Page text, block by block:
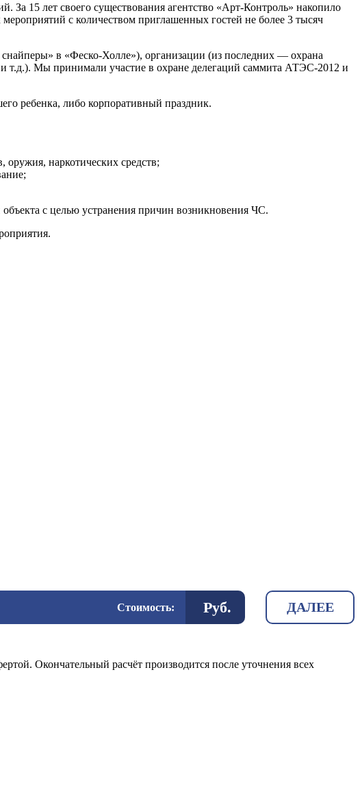
15 лет своего существования агентство «Арт-Контроль» накопило
с количеством приглашенных гостей не более 3 тысяч
в «Феско-Холле»), организации (из последних — охрана
т.д.). Мы принимали участие в охране делегаций саммита АТЭС-2012 и
ребенка, либо корпоративный праздник.
наркотических средств;
с целью устранения причин возникновения ЧС.
Стоимость: Руб. ДАЛЕЕ
Окончательный расчёт производится после уточнения всех